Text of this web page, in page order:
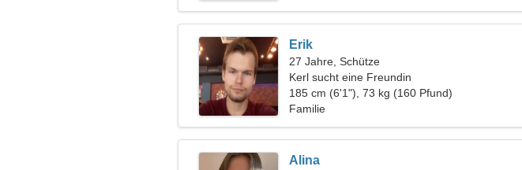
Erik
27 Jahre, Schütze
Kerl sucht eine Freundin
185 cm (6'1"), 73 kg (160 Pfund)
Familie
Alina